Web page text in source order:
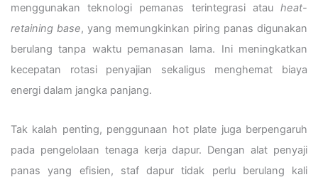
menggunakan teknologi pemanas terintegrasi atau heat-
retaining base, yang memungkinkan piring panas digunakan
berulang tanpa waktu pemanasan lama. Ini meningkatkan
kecepatan rotasi penyajian sekaligus menghemat biaya
energi dalam jangka panjang.
Tak kalah penting, penggunaan hot plate juga berpengaruh
pada pengelolaan tenaga kerja dapur. Dengan alat penyaji
panas yang efisien, staf dapur tidak perlu berulang kali